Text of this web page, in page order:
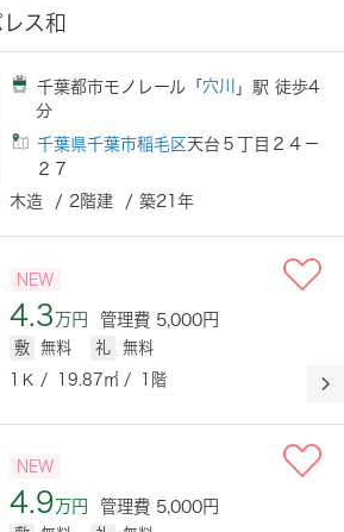
レス和
千葉都市モノレール「 穴川
」駅 徒歩4
分
千葉県千葉市稲毛区 天台５丁目２４－
２７
木造 / 2階建 / 築21年
NEW
4.3万円 管理費 5,000円
敷 無料 礼
無料
1Ｋ / 19.87㎡ / 1階
NEW
4.9万円 管理費 5,000円